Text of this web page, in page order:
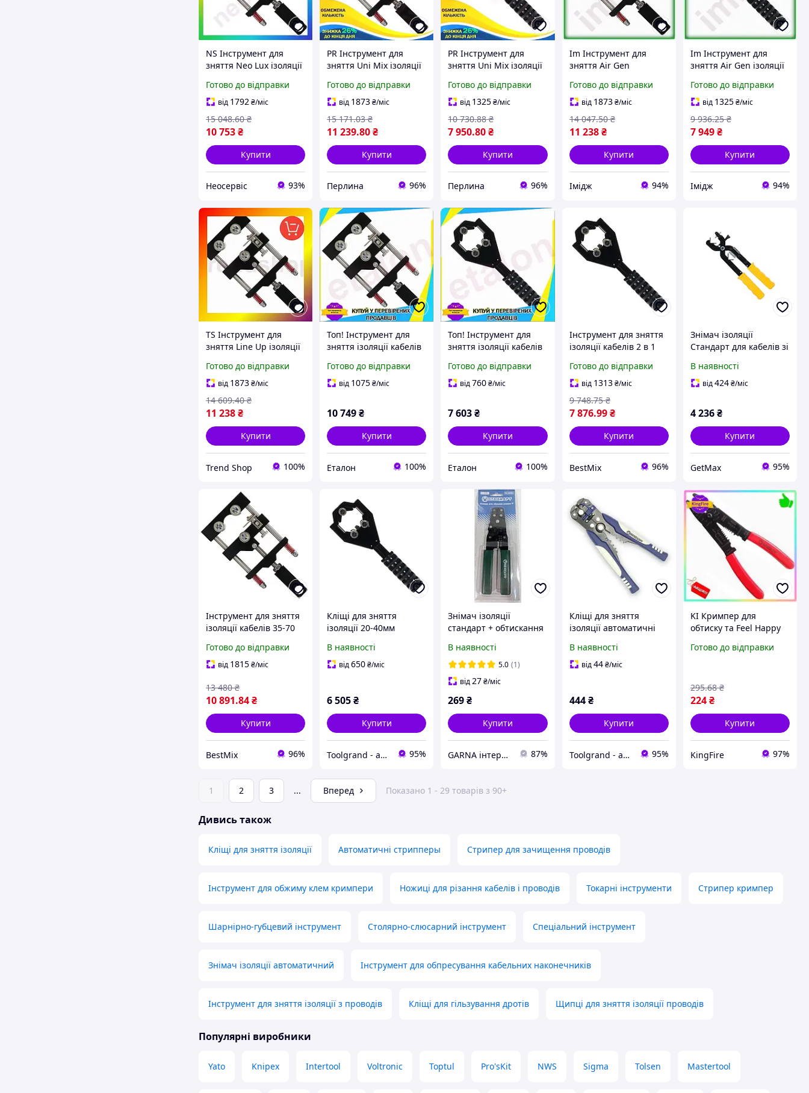
NS Інструмент для
зняття Neo Lux ізоляції
поліетилену та
напівпровідникового
екрана 25Neo-ss
Готово до відправки
від 1792₴/міс
10 753₴
15 048.60 ₴
Купити
Неосервіс 93%
PR Інструмент для
зняття Uni Mix ізоляції
68мм для
високовольтних кабелів
Per33/R
Готово до відправки
від 1873₴/міс
11 239.80₴
15 171.03 ₴
Купити
Перлина 96%
PR Інструмент для
зняття Uni Mix ізоляції
СТАНДАРТ для
високовольтних кабелів
різак Per33/R
Готово до відправки
від 1325₴/міс
7 950.80₴
10 730.88 ₴
Купити
Перлина 96%
Im Інструмент для
зняття Air Gen
екрану кабелів ø35-70
мм СТАНДАРТ для
високовольт IMD22/G
Готово до відправки
від 1873 ₴/міс
11 238 ₴
14 047.50 ₴
Купити
Імідж 94%
Im Інструмент для
зняття Air Gen ізоляції
поліетилену 25-40мм
СТАНДАРТ різак для ви
IMD22/G
Готово до відправки
від 1325₴/міс
7 949₴
9 936.25 ₴
Купити
Імідж 94%
TS Інструмент для
зняття Line Up ізоляції
поліетилену та
напівпровідникового
екрана TRD-33/1
Готово до відправки
від 1873₴/міс
11 238₴
14 609.40 ₴
Купити
Trend Shop 100%
Топ! Інструмент для
зняття ізоляції кабелів
та
напівпровідникового
СТАНДАРТ ETL
Готово до відправки
від 1075₴/міс
10 749₴
Купити
Еталон 100%
Топ! Інструмент для
зняття ізоляції кабелів
та
напівпровідникового
СТАНДАРТ ETL
Готово до відправки
від760₴/міс
7 603₴
Купити
Еталон 100%
Інструмент для зняття
ізоляції кабелів 2 в 1
мм 620 г
Готово до відправки
від 1313 ₴/міс
7 876.99 ₴
9 748.75 ₴
Купити
BestMix 96%
Знімач ізоляції
Стандарт для кабелів зі
15-30мм (JCBX0301)
В наявності
від424₴/міс
4 236₴
Купити
GetMax 95%
Інструмент для зняття
ізоляції кабелів 35-70
280 мм 1,5 кг
Готово до відправки
від 1815₴/міс
10 891.84₴
13 480 ₴
Купити
BestMix 96%
Кліщі для зняття
ізоляції 20-40мм
В наявності
від650₴/міс
6 505₴
Купити
Toolgrand - автосервісне обладнання та інструмент 95%
Знімач ізоляції
стандарт + обтискання
В наявності
5.0 (1)
від27₴/міс
269₴
Купити
GARNA інтернет-магазин автозапчастин 87%
Кліщі для зняття
ізоляції автоматичні
В наявності
від44 ₴/міс
444 ₴
Купити
Toolgrand - автосервісне обладнання та інструмент 95%
KI Кримпер для
обтиску та Feel Happy
дюймів СТАНДАРТ для
FIR41_R
Готово до відправки
224₴
295.68 ₴
Купити
KingFire 97%
1 2 3 ... Вперед Показано 1 - 29 товарів з 90+
Дивись також
Кліщі для зняття ізоляції Автоматичні стрипперы Стрипер для зачищення проводів
Інструмент для обжиму клем кримпери Ножиці для різання кабелів і проводів Токарні інструменти Стрипер кримпер
Шарнірно-губцевий інструмент Столярно-слюсарний інструмент Спеціальний інструмент
Знімач ізоляції автоматичний Інструмент для обпресування кабельних наконечників
Інструмент для зняття ізоляції з проводів Кліщі для гільзування дротів Щипці для зняття ізоляції проводів
Популярні виробники
Yato Knipex Intertool Voltronic Toptul Pro'sKit NWS Sigma Tolsen Mastertool